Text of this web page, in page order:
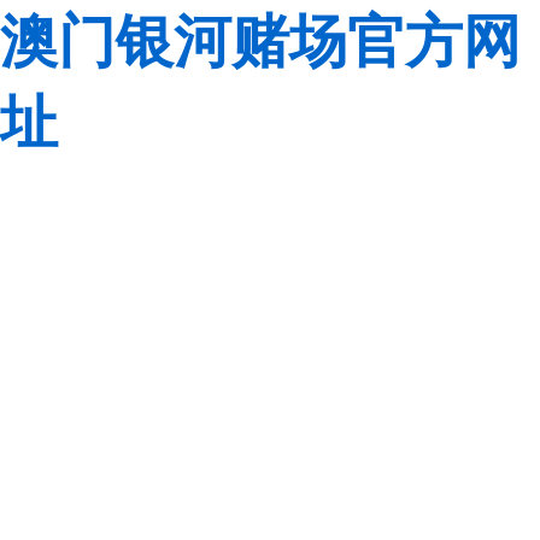
澳门银河赌场官方网
址